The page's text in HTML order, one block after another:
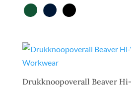
Drukknoopoverall Beaver